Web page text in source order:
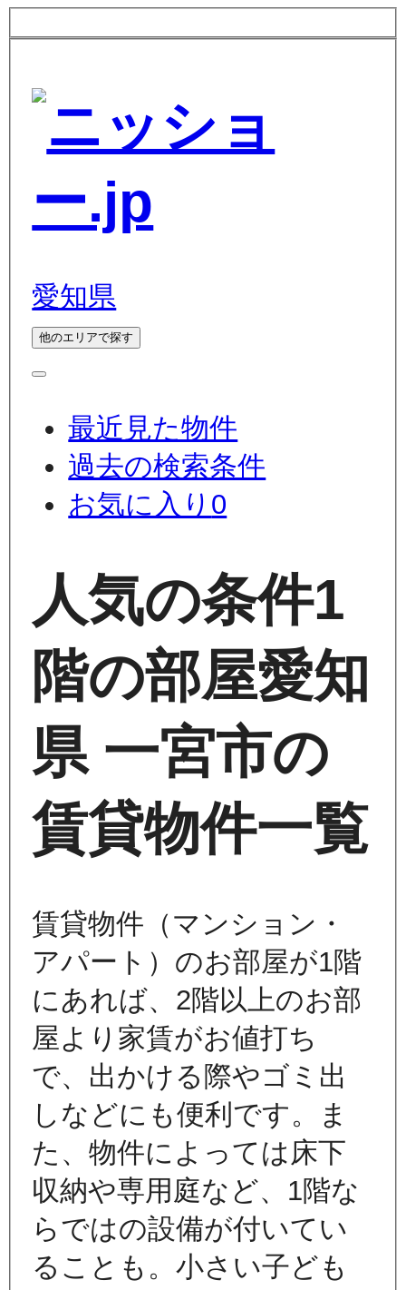
愛知県
他のエリアで探す
最近見た物件
過去の検索条件
お気に入り 0
人気の条件1
階の部屋愛知
県 一宮市の
賃貸物件一覧
賃貸物件（マンション・
アパート）のお部屋が1階
にあれば、2階以上のお部
屋より家賃がお値打ち
で、出かける際やゴミ出
しなどにも便利です。ま
た、物件によっては床下
収納や専用庭など、1階な
らではの設備が付いてい
ることも。小さい子ども